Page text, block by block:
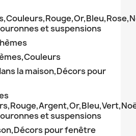
et suspensions
la maison,Décors pour
et suspensions
pour fenêtre